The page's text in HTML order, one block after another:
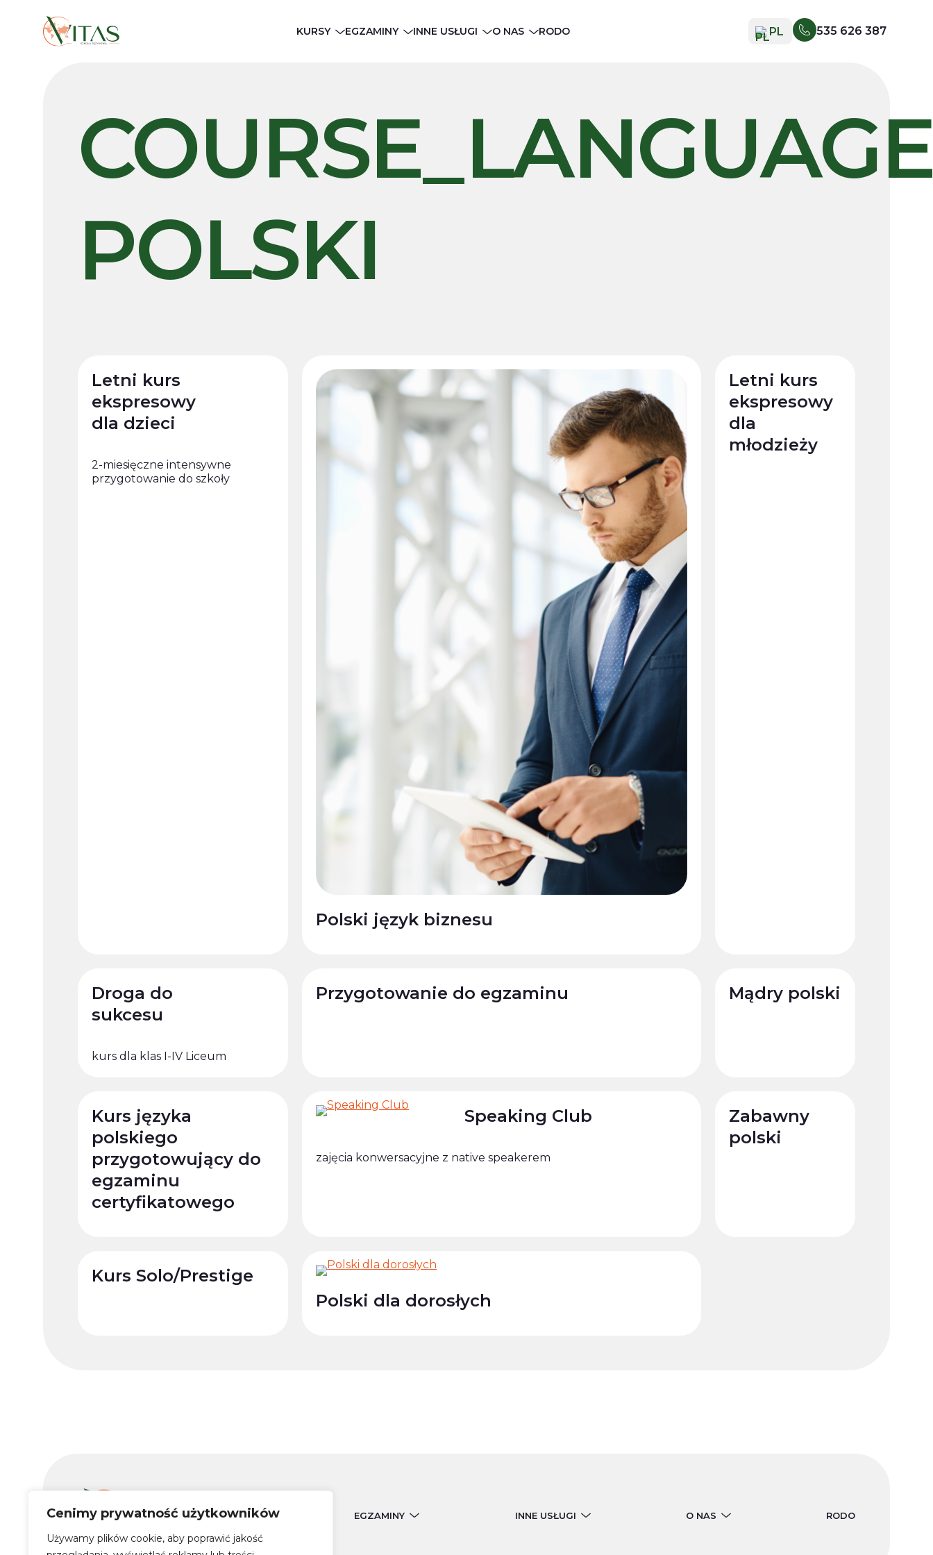
Cenimy prywatność użytkowników
Używamy plików cookie, aby poprawić jakość
content
KURSY EGZAMINY INNE USŁUGI O NAS RODO PL 535 626 387
POLSKI
Letni kurs
ekspresowy
dla dzieci
2-miesięczne intensywne
przygotowanie do szkoły
Polski język biznesu
Letni kurs
ekspresowy
dla
młodzieży
Droga do
sukcesu
kurs dla klas I-IV Liceum
Przygotowanie do egzaminu Mądry polski
Kurs języka
polskiego
przygotowujący do
egzaminu
certyfikatowego
Speaking Club
zajęcia konwersacyjne z native speakerem
Zabawny
polski
Kurs Solo/Prestige
Polski dla dorosłych
KURSY EGZAMINY INNE USŁUGI O NAS RODO